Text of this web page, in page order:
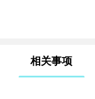
相关事项